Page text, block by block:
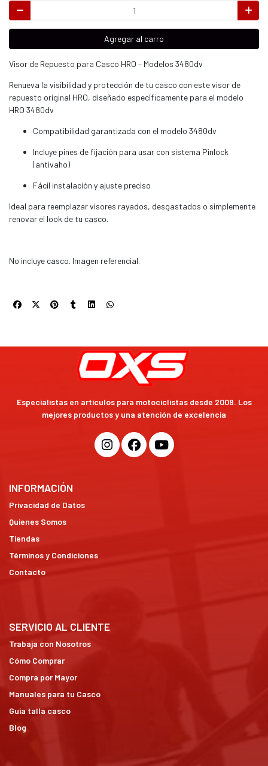
Agregar al carro
Visor de Repuesto para Casco HRO – Modelos 3480dv
Renueva la visibilidad y protección de tu casco con este visor de
repuesto original HRO, diseñado específicamente para el modelo
HRO 3480dv
Compatibilidad garantizada con el modelo 3480dv
Incluye pines de fijación para usar con sistema Pinlock
(antivaho)
Fácil instalación y ajuste preciso
Ideal para reemplazar visores rayados, desgastados o simplemente
renovar el look de tu casco.
No incluye casco. Imagen referencial.
Especialistas en artículos para motociclistas desde 2009. Los
mejores productos y una atención de excelencia
INFORMACIÓN
Privacidad de Datos
Quienes Somos
Tiendas
Términos y Condiciones
Contacto
SERVICIO AL CLIENTE
Trabaja con Nosotros
Cómo Comprar
Compra por Mayor
Manuales para tu Casco
Guía talla casco
Blog